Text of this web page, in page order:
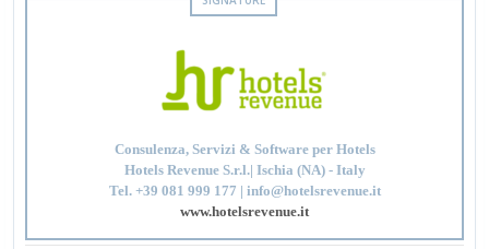
Consulenza, Servizi & Software per Hotels
Hotels Revenue S.r.l.| Ischia (NA) - Italy
Tel. +39 081 999 177 | info@hotelsrevenue.it
www.hotelsrevenue.it